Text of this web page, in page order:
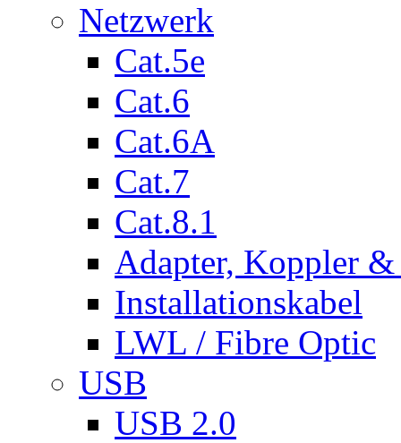
Netzwerk
Cat.5e
Cat.6
Cat.6A
Cat.7
Cat.8.1
Adapter, Koppler &
Installationskabel
LWL / Fibre Optic
USB
USB 2.0